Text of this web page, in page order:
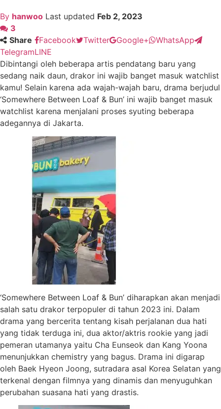
By hanwoo Last updated Feb 2, 2023
3
Share
Facebook Twitter Google+
WhatsApp
TelegramLINE
Dibintangi oleh beberapa artis pendatang baru yang
sedang naik daun, drakor ini wajib banget masuk watchlist
kamu! Selain karena ada wajah-wajah baru, drama berjudul
‘Somewhere Between Loaf & Bun’ ini wajib banget masuk
watchlist karena menjalani proses syuting beberapa
adegannya di Jakarta.
‘Somewhere Between Loaf & Bun’ diharapkan akan menjadi
salah satu drakor terpopuler di tahun 2023 ini. Dalam
drama yang bercerita tentang kisah perjalanan dua hati
yang tidak terduga ini, dua aktor/aktris rookie yang jadi
pemeran utamanya yaitu Cha Eunseok dan Kang Yoona
menunjukkan chemistry yang bagus. Drama ini digarap
oleh Baek Hyeon Joong, sutradara asal Korea Selatan yang
terkenal dengan filmnya yang dinamis dan menyuguhkan
perubahan suasana hati yang drastis.